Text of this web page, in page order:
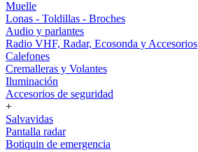
Muelle
Lonas - Toldillas - Broches
Audio y parlantes
Radio VHF, Radar, Ecosonda y Accesorios
Calefones
Cremalleras y Volantes
Iluminación
Accesorios de seguridad
+
Salvavidas
Pantalla radar
Botiquin de emergencia